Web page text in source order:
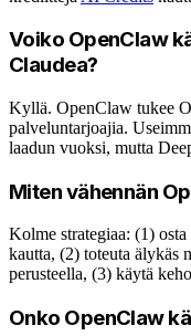
Voiko OpenClaw
Claudea?
Kyllä. OpenClaw tukee
palveluntarjoajia.
laadun vuoksi, mutta
Miten vähennän
Kolme strategiaa: (1)
kautta, (2) toteuta älykäs
perusteella, (3) käytä
Onko OpenClaw